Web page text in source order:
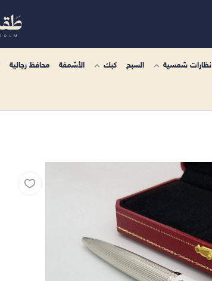
نظارات شمسية السبح كبك الأشمغة محافظ رجالية